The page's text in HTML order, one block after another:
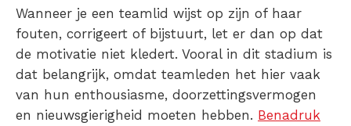
Wanneer je een teamlid wijst op zijn of haar
fouten, corrigeert of bijstuurt, let er dan op dat
de motivatie niet kledert. Vooral in dit stadium is
dat belangrijk, omdat teamleden het hier vaak
van hun enthousiasme, doorzettingsvermogen
en nieuwsgierigheid moeten hebben. Benadruk